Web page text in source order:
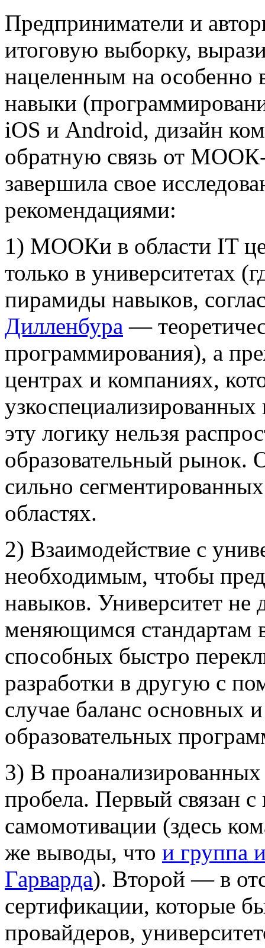
Предприниматели и
итоговую выборку,
нацеленным на особенно
навыки
iOS и Android, дизайн
обратную связь от
завершила свое
рекомендациями:
1) МООКи в области IT
только в университетах
пирамиды навыков,
Дилленбура —
программирования), а
центрах и компаниях,
эту логику нельзя
образовательный рынок.
сильно
областях.
2) Взаимодействие с
необходимым, чтобы
навыков. Университет не
меняющимся стандартам
способных быстро
разработки в другую с
случае баланс основных
образовательных
3) В
пробела. Первый связан
самомотивации (здесь
же выводы, что и группа
Гарварда). Второй — в
сертификации, которые
провайдеров,